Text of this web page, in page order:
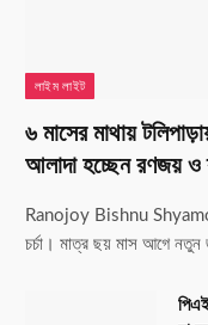
লাইম লাইট
৬ মাসের মাথায়
আলাদা হচ্ছেন রণজয় ও
Ranojoy Bishnu
চর্চা। মাত্র ছয় মাস আগে